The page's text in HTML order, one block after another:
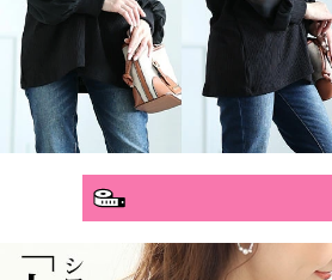
分かりやすいサイズ